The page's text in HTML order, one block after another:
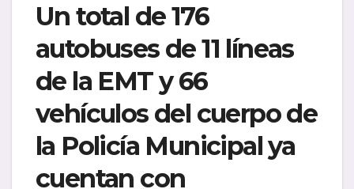
Un total de 176
autobuses de 11 líneas
de la EMT y 66
vehículos del cuerpo de
la Policía Municipal ya
cuentan con